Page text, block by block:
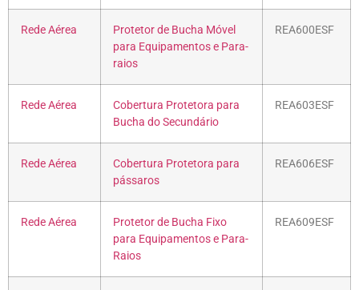
Rede Aérea
Protetor de Bucha Móvel
para Equipamentos e Para-
raios
REA600ESF
Rede Aérea
Cobertura Protetora para
Bucha do Secundário
REA603ESF
Rede Aérea
Cobertura Protetora para
pássaros
REA606ESF
Rede Aérea
Protetor de Bucha Fixo
para Equipamentos e Para-
Raios
REA609ESF